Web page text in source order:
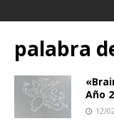
palabra
Año
12/